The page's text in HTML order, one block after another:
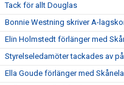
Tack för allt Douglas
Bonnie Westning skriver A-
Elin Holmstedt förlänger med
Styrelseledamöter tackades av
Ella Goude förlänger med